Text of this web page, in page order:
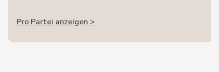
Pro Partei anzeigen >